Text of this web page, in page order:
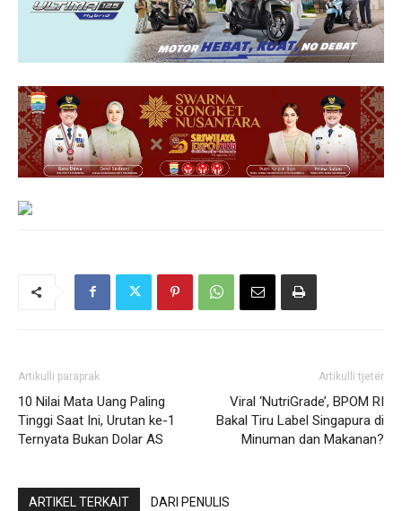
Artikulli paraprak
10 Nilai Mata Uang Paling
Tinggi Saat Ini, Urutan ke-1
Ternyata Bukan Dolar AS
Artikulli tjetër
Viral ‘NutriGrade’, BPOM RI
Bakal Tiru Label Singapura di
Minuman dan Makanan?
ARTIKEL TERKAIT DARI PENULIS